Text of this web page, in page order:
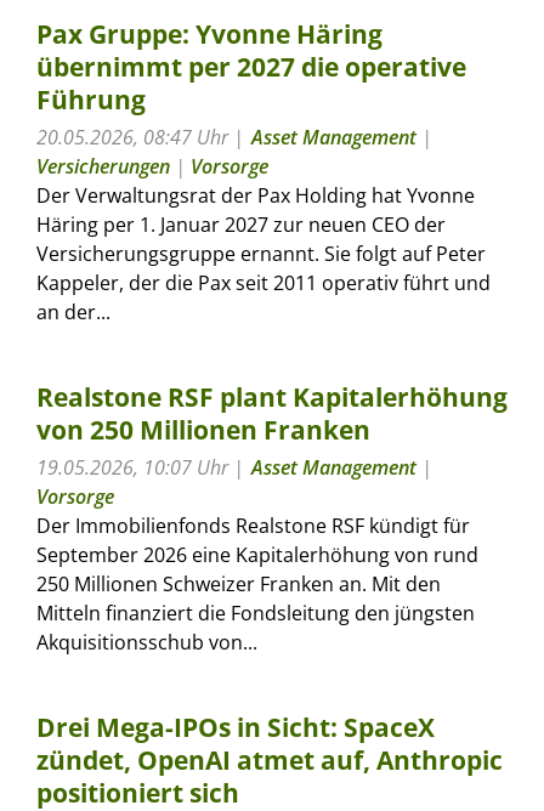
Pax Gruppe: Yvonne Häring
übernimmt per 2027 die operative
Führung
20.05.2026, 08:47 Uhr Asset Management|
Versicherungen | Vorsorge
Der Verwaltungsrat der Pax Holding hat Yvonne
Häring per 1. Januar 2027 zur neuen CEO der
Versicherungsgruppe ernannt. Sie folgt auf Peter
Kappeler, der die Pax seit 2011 operativ führt und
an der...
Realstone RSF plant Kapitalerhöhung
von 250 Millionen Franken
19.05.2026, 10:07 Uhr Asset Management|
Vorsorge
Der Immobilienfonds Realstone RSF kündigt für
September 2026 eine Kapitalerhöhung von rund
250 Millionen Schweizer Franken an. Mit den
Mitteln finanziert die Fondsleitung den jüngsten
Akquisitionsschub von...
Drei Mega-IPOs in Sicht: SpaceX
zündet, OpenAI atmet auf, Anthropic
positioniert sich